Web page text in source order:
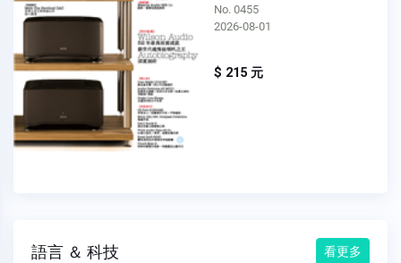
No. 0455
2026-08-01
$ 215 元
語言 ＆ 科技 看更多